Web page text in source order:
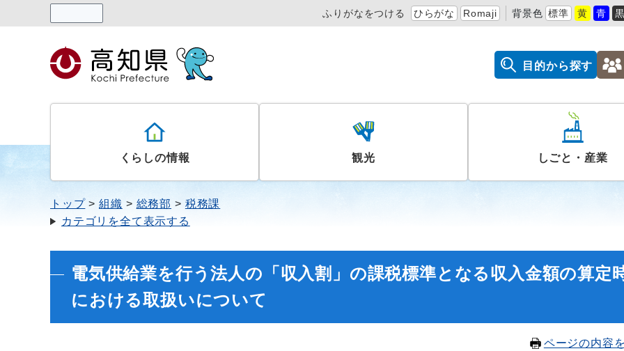
ふりがなをつける ひらがな Romaji 背景色 標準 黄 青
目的から探す
くらしの情報 観光 しごと・産業
トップ 組織 総務部
税務課
カテゴリを全て表示する
電気供給業を行う法人の「収入割」の課税標準となる収入金額の算定
における取扱いについて
ページの内容